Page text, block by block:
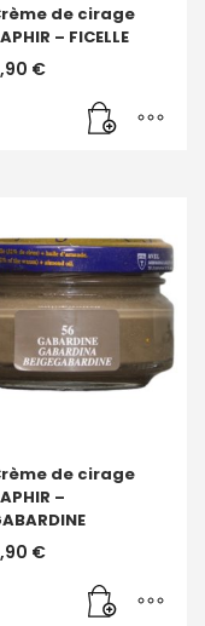
de cirage
– FICELLE
€
de cirage
–
€